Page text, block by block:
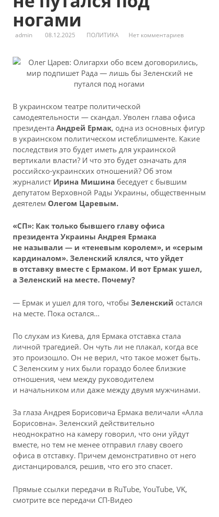
ногами
admin 08.12.2025 ПОЛИТИКА Нет комментариев
В украинском театре политической
самодеятельности — скандал. Уволен глава офиса
президентаАндрей Ермак, одна из основных фигур
в украинском политическом истеблишменте. Какие
последствия это будет иметь для украинской
вертикали власти? И что это будет означать для
российско-украинских отношений? Об этом
журналист Ирина Мишина беседует с бывшим
депутатом Верховной Рады Украины, общественным
деятелем Олегом Царевым.
«СП»: Как только бывшего главу офиса
президента Украины Андрея Ермака
не называли — и «теневым королем», и «серым
кардиналом». Зеленский клялся, что уйдет
в отставку вместе с Ермаком. И вот Ермак ушел,
а Зеленский на месте. Почему?
— Ермак и ушел для того, чтобыЗеленский остался
на месте. Пока остался…
По слухам из Киева, для Ермака отставка стала
личной трагедией. Он чуть ли не плакал, когда все
это произошло. Он не верил, что такое может быть.
С Зеленским у них были гораздо более близкие
отношения, чем между руководителем
и начальником или даже между двумя мужчинами.
За глаза Андрея Борисовича Ермака величали «Алла
Борисовна». Зеленский действительно
неоднократно на камеру говорил, что они уйдут
вместе, но тем не менее отправил главу своего
офиса в отставку. Причем демонстративно от него
дистанцировался, решив, что его это спасет.
Прямые ссылки передачи в RuTube, YouTube, VK,
смотрите все передачи СП-Видео